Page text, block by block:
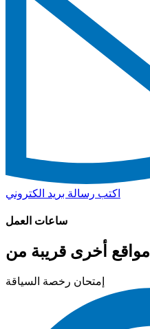
اكتب رسالة بريد الكتروني
ساعات العمل
مواقع أخرى قريبة من
إمتحان رخصة السياقة